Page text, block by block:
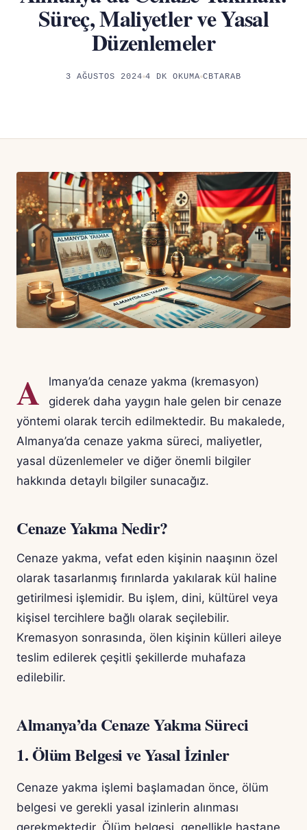
Süreç, Maliyetler ve Yasal
Düzenlemeler
3 AĞUSTOS 2024 4 DK OKUMA CBTARAB
A
lmanya’da cenaze yakma (kremasyon)
giderek daha yaygın hale gelen bir cenaze
yöntemi olarak tercih edilmektedir. Bu makalede,
Almanya’da cenaze yakma süreci, maliyetler,
yasal düzenlemeler ve diğer önemli bilgiler
hakkında detaylı bilgiler sunacağız.
Cenaze Yakma Nedir?
Cenaze yakma, vefat eden kişinin naaşının özel
olarak tasarlanmış fırınlarda yakılarak kül haline
getirilmesi işlemidir. Bu işlem, dini, kültürel veya
kişisel tercihlere bağlı olarak seçilebilir.
Kremasyon sonrasında, ölen kişinin külleri aileye
teslim edilerek çeşitli şekillerde muhafaza
edilebilir.
Almanya’da Cenaze Yakma Süreci
1. Ölüm Belgesi ve Yasal İzinler
Cenaze yakma işlemi başlamadan önce, ölüm
belgesi ve gerekli yasal izinlerin alınması